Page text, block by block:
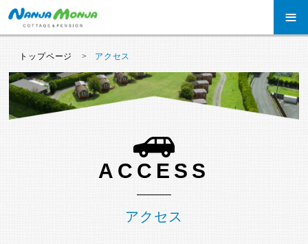
≡
トップページ アクセス
ACCESS
アクセス